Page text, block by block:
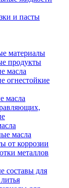
и пасты
материалы
продукты
масла
огнестойкие
масла
масла
от коррозии
металлов
составы для